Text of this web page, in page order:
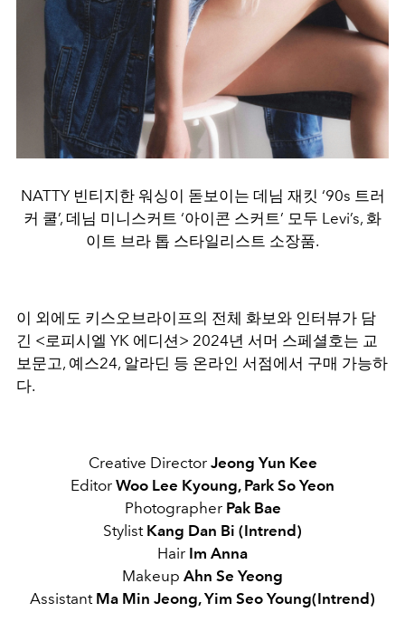
NATTY 빈티지한 워싱이 돋보이는 데님 재킷 ‘90s 트러
커 쿨’, 데님 미니스커트 ‘아이콘 스커트’ 모두 Levi’s, 화
이트 브라 톱 스타일리스트 소장품.
이 외에도 키스오브라이프의 전체 화보와 인터뷰가 담
긴 <로피시엘 YK 에디션> 2024년 서머 스페셜호는 교
보문고, 예스24, 알라딘 등 온라인 서점에서 구매 가능하
다.
Creative DirectorJeong Yun Kee
Editor Woo Lee Kyoung, Park So Yeon
Photographer Pak Bae
Stylist Kang Dan Bi (Intrend)
Hair Im Anna
Makeup Ahn Se Yeong
Assistant Ma Min Jeong, Yim Seo Young(Intrend)